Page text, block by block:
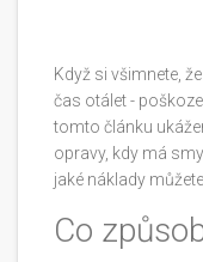
Když si všimnete,
čas otálet -
tomto článku
opravy, kdy má
jaké náklady
Co